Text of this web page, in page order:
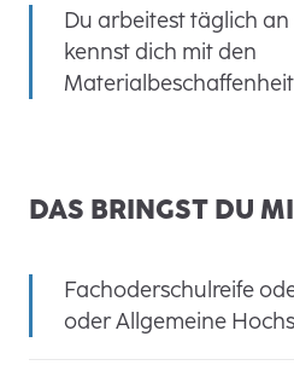
Du arbeitest täglich
kennst dich mit den
DAS BRINGST DU
Fachoderschulreife
oder Allgemeine